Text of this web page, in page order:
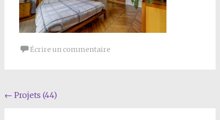
Écrire un commentaire
Navigation
← Projets (44)